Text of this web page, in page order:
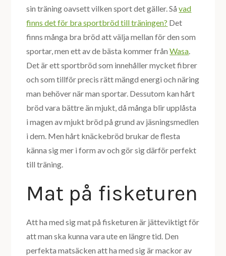
sin träning oavsett vilken sport det gäller. Såvad
finns det för bra sportbröd till träningen? Det
finns många bra bröd att välja mellan för den som
sportar, men ett av de bästa kommer frånWasa.
Det är ett sportbröd som innehåller mycket fibrer
och som tillför precis rätt mängd energi och näring
man behöver när man sportar. Dessutom kan hårt
bröd vara bättre än mjukt, då många blir upplåsta
i magen av mjukt bröd på grund av jäsningsmedlen
i dem. Men hårt knäckebröd brukar de flesta
känna sig mer i form av och gör sig därför perfekt
till träning.
Mat på fisketuren
Att ha med sig mat på fisketuren är jätteviktigt för
att man ska kunna vara ute en längre tid. Den
perfekta matsäcken att ha med sig är mackor av